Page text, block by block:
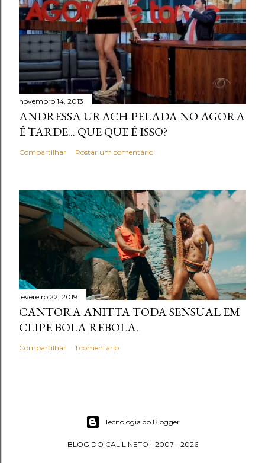
novembro 14, 2013
ANDRESSA URACH PELADA NO AGORA
É TARDE... QUE QUE É ISSO?
Compartilhar Postar um comentário
fevereiro 22, 2019
CANTORA ANITTA TODA SENSUAL EM
CLIPE BOLA REBOLA.
Compartilhar 1 comentário
Tecnologia do Blogger
BLOG DO CALIL NETO - 2007 - 2026